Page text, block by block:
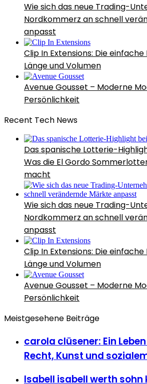
Wie sich das neue Trading-
Nordkommerz an schnell
anpasst
Clip In Extensions: Die
Länge und Volumen
Avenue Gousset – Moderne
Persönlichkeit
Recent Tech News
Das spanische Lotterie-
Was die El Gordo
macht
Wie sich das neue Trading-
Nordkommerz an schnell
anpasst
Clip In Extensions: Die
Länge und Volumen
Avenue Gousset – Moderne
Persönlichkeit
Meistgesehene Beiträge
carola clüsener: Ein
Recht, Kunst und
Isabell isabell werth